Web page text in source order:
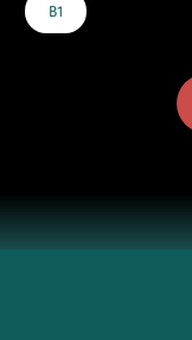
B1